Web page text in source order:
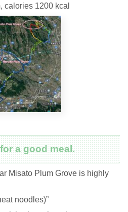
calories 1200 kcal
a good meal.
Misato Plum Grove is highly
noodles)”